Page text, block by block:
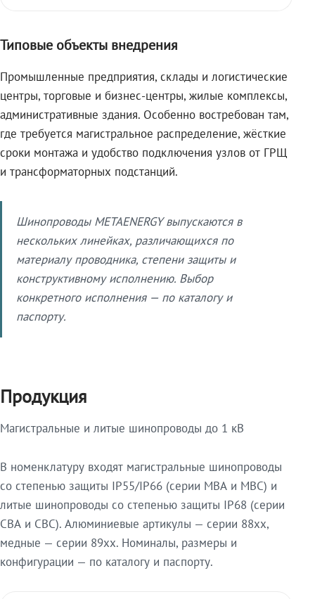
Типовые объекты внедрения
Промышленные предприятия, склады и логистические
центры, торговые и бизнес-центры, жилые комплексы,
административные здания. Особенно востребован там,
где требуется магистральное распределение, жёсткие
сроки монтажа и удобство подключения узлов от ГРЩ
и трансформаторных подстанций.
Шинопроводы METAENERGY выпускаются в
нескольких линейках, различающихся по
материалу проводника, степени защиты и
конструктивному исполнению. Выбор
конкретного исполнения — по каталогу и
паспорту.
Продукция
Магистральные и литые шинопроводы до 1 кВ
В номенклатуру входят магистральные шинопроводы
со степенью защиты IP55/IP66 (серии МВА и МВС) и
литые шинопроводы со степенью защиты IP68 (серии
СВА и СВС). Алюминиевые артикулы — серии 88xx,
медные — серии 89xx. Номиналы, размеры и
конфигурации — по каталогу и паспорту.